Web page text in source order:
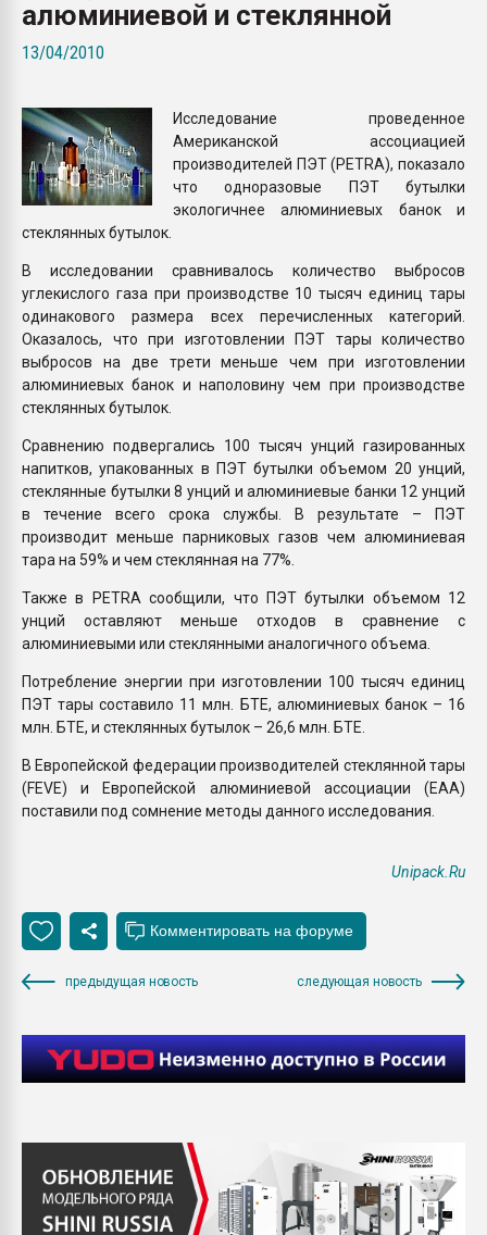
покупка, обмен
алюминиевой и стеклянной
13/04/2010
Исследование проведенное
Американской ассоциацией
производителей ПЭТ (PETRA), показало
что одноразовые ПЭТ бутылки
экологичнее алюминиевых банок и
стеклянных бутылок.
В исследовании сравнивалось количество выбросов
углекислого газа при производстве 10 тысяч единиц тары
одинакового размера всех перечисленных категорий.
Оказалось, что при изготовлении ПЭТ тары количество
выбросов на две трети меньше чем при изготовлении
алюминиевых банок и наполовину чем при производстве
стеклянных бутылок.
Сравнению подвергались 100 тысяч унций газированных
напитков, упакованных в ПЭТ бутылки объемом 20 унций,
стеклянные бутылки 8 унций и алюминиевые банки 12 унций
в течение всего срока службы. В результате – ПЭТ
производит меньше парниковых газов чем алюминиевая
тара на 59% и чем стеклянная на 77%.
Также в PETRA сообщили, что ПЭТ бутылки объемом 12
унций оставляют меньше отходов в сравнение с
алюминиевыми или стеклянными аналогичного объема.
Потребление энергии при изготовлении 100 тысяч единиц
ПЭТ тары составило 11 млн. БТЕ, алюминиевых банок – 16
млн. БТЕ, и стеклянных бутылок – 26,6 млн. БТЕ.
В Европейской федерации производителей стеклянной тары
(FEVE) и Европейской алюминиевой ассоциации (EAA)
поставили под сомнение методы данного исследования.
Unipack.Ru
предыдущая новость следующая новость